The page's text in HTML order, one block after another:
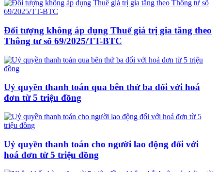
Đối tượng không áp dụng Thuế giá trị gia tăng theo
Thông tư số 69/2025/TT-BTC
Uỷ quyền thanh toán qua bên thứ ba đối với hoá
đơn từ 5 triệu đồng
Uỷ quyền thanh toán cho người lao động đối với
hoá đơn từ 5 triệu đồng